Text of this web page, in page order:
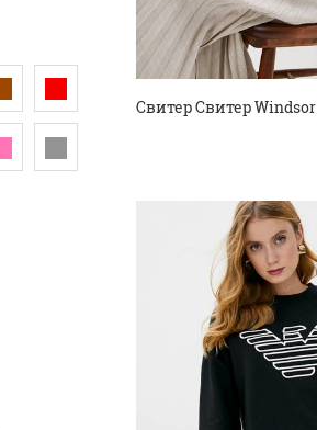
Свитер Свитер Windsor